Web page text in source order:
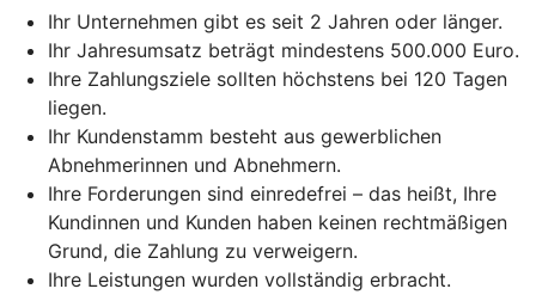
Ihr Unternehmen gibt es seit 2 Jahren oder länger.
Ihr Jahresumsatz beträgt mindestens 500.000 Euro.
Ihre Zahlungsziele sollten höchstens bei 120 Tagen
liegen.
Ihr Kundenstamm besteht aus gewerblichen
Abnehmerinnen und Abnehmern.
Ihre Forderungen sind einredefrei – das heißt, Ihre
Kundinnen und Kunden haben keinen rechtmäßigen
Grund, die Zahlung zu verweigern.
Ihre Leistungen wurden vollständig erbracht.